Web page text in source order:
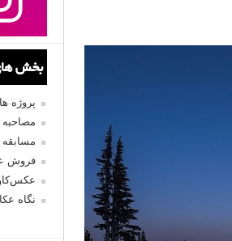
بخش
پروژه
مصاحبه
فروش
نگاه